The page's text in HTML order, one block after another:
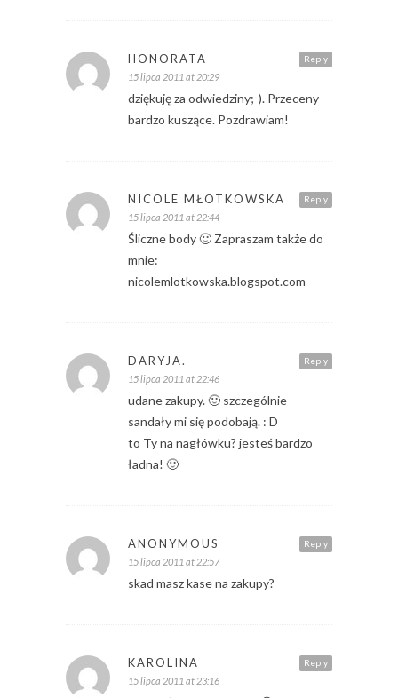
Reply
HONORATA
15 lipca 2011 at 20:29
dziękuję za odwiedziny;-). Przeceny
bardzo kuszące. Pozdrawiam!
Reply
NICOLE MŁOTKOWSKA
15 lipca 2011 at 22:44
Śliczne body 🙂 Zapraszam także do
mnie:
nicolemlotkowska.blogspot.com
Reply
DARYJA.
15 lipca 2011 at 22:46
udane zakupy. 🙂 szczególnie
sandały mi się podobają. : D
to Ty na nagłówku? jesteś bardzo
ładna! 🙂
Reply
ANONYMOUS
15 lipca 2011 at 22:57
skad masz kase na zakupy?
Reply
KAROLINA
15 lipca 2011 at 23:16